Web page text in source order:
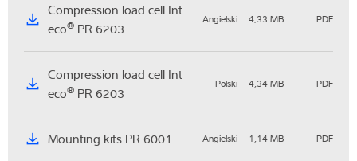
Compression load cell Int
eco® PR 6203
Angielski 4,33 MB PDF
Compression load cell Int
eco® PR 6203
Polski 4,34 MB PDF
Mounting kits PR 6001 Angielski 1,14 MB PDF